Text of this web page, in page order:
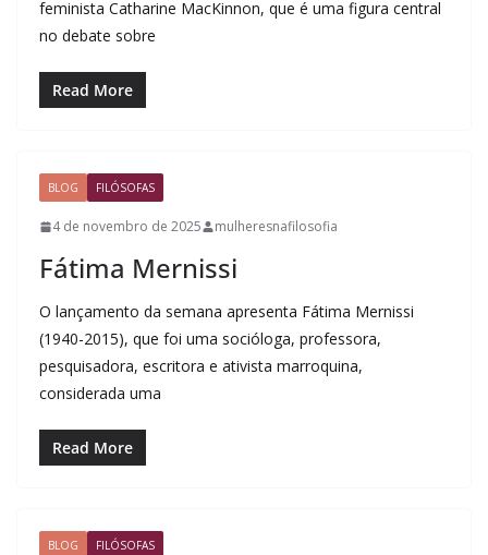
feminista Catharine MacKinnon, que é uma figura central
no debate sobre
Read More
BLOG FILÓSOFAS
4 de novembro de 2025 mulheresnafilosofia
Fátima Mernissi
O lançamento da semana apresenta Fátima Mernissi
(1940-2015), que foi uma socióloga, professora,
pesquisadora, escritora e ativista marroquina,
considerada uma
Read More
BLOG FILÓSOFAS